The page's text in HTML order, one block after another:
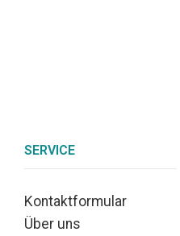
SERVICE
Kontaktformular
Über uns